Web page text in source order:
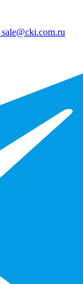
sale@cki.com.ru